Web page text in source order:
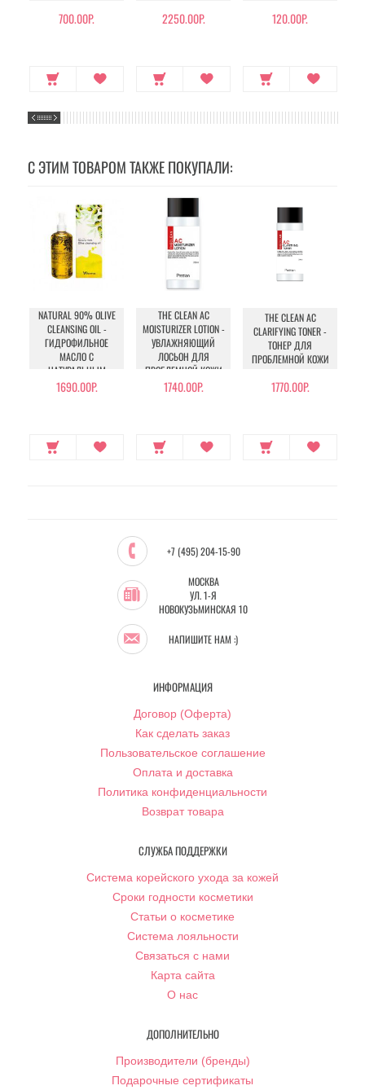
700.00Р. 2250.00Р. 120.00Р.
С ЭТИМ ТОВАРОМ ТАКЖЕ ПОКУПАЛИ:
NATURAL 90% OLIVE
CLEANSING OIL -
ГИДРОФИЛЬНОЕ
МАСЛО С
НАТУРАЛЬНЫМ
МАСЛОМ ОЛИВЫ
1690.00Р.
THE CLEAN AC
MOISTURIZER LOTION -
УВЛАЖНЯЮЩИЙ
ЛОСЬОН ДЛЯ
ПРОБЛЕМНОЙ КОЖИ
1740.00Р.
THE CLEAN AC
CLARIFYING TONER -
ТОНЕР ДЛЯ
ПРОБЛЕМНОЙ КОЖИ
1770.00Р.
+7 (495) 204-15-90
МОСКВА
УЛ. 1-Я
НОВОКУЗЬМИНСКАЯ 10
НАПИШИТЕ НАМ :)
ИНФОРМАЦИЯ
Договор (Оферта)
Как сделать заказ
Пользовательское соглашение
Оплата и доставка
Политика конфиденциальности
Возврат товара
СЛУЖБА ПОДДЕРЖКИ
Система корейского ухода за кожей
Сроки годности косметики
Статьи о косметике
Система лояльности
Связаться с нами
Карта сайта
О нас
ДОПОЛНИТЕЛЬНО
Производители (бренды)
Подарочные сертификаты